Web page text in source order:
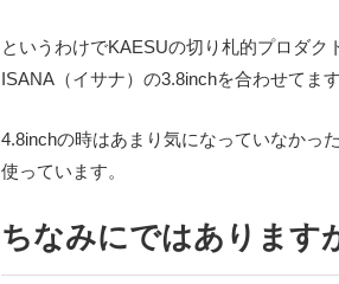
というわけでKAESUの切り札的プロダク
ISANA（イサナ）の3.8inchを合わせてます
4.8inchの時はあまり気になっていなかった
使っています。
ちなみにではあります